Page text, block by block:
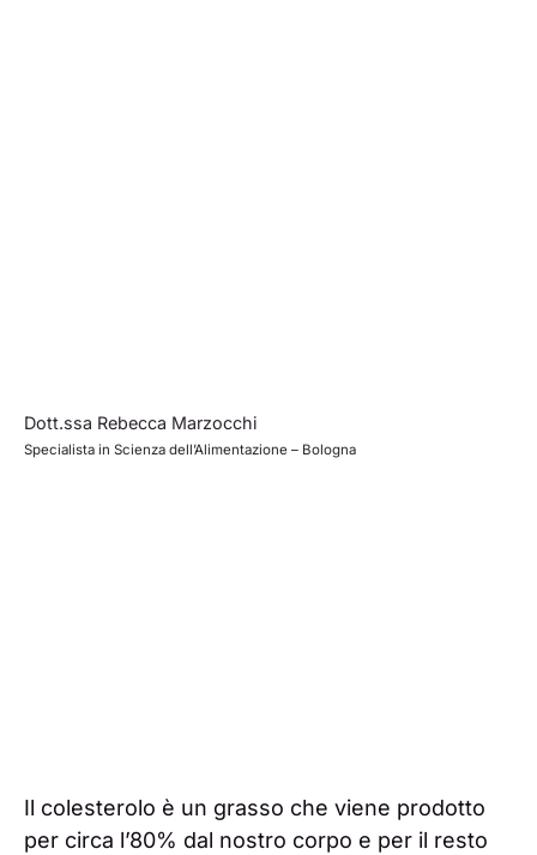
Dott.ssa Rebecca Marzocchi
Specialista in Scienza dell’Alimentazione – Bologna
Il colesterolo è un grasso che viene prodotto
per circa l’80% dal nostro corpo e per il resto